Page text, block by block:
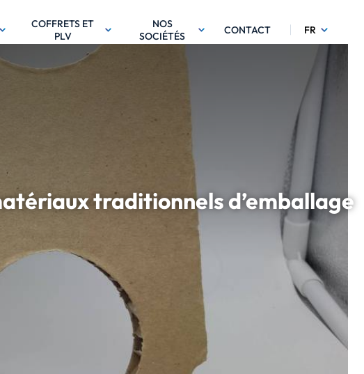
COFFRETS ET
PLV
NOS
SOCIÉTÉS
CONTACT FR
traditionnels d’emballage